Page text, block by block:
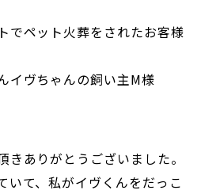
でペット火葬をされたお客様
イヴちゃんの飼い主M様
ありがとうございました。
いて、私がイヴくんをだっこ